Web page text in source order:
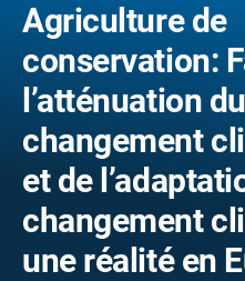
Agriculture de
conservation:
l’atténuation du
changement
et de
changement
une réalité en